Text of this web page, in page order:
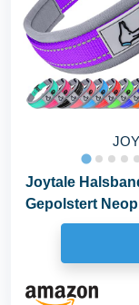
Joytale
Gepolstert
Hunde...